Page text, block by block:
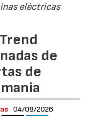
eléctricas
de
de
04/08/2026